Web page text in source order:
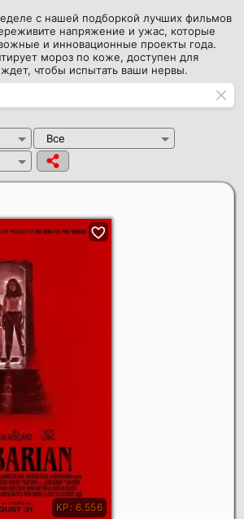
с нашей подборкой лучших фильмов
напряжение и ужас, которые
и инновационные проекты года.
мороз по коже, доступен для
чтобы испытать ваши нервы.
Все